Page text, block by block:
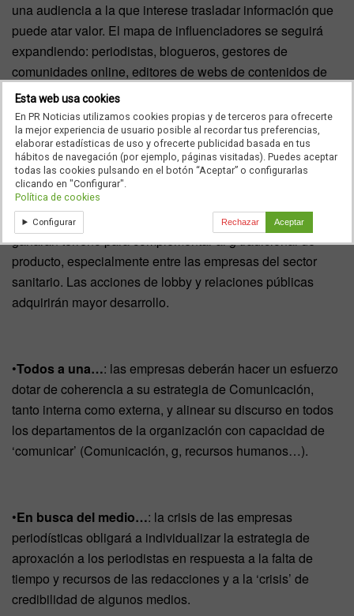
una audiencia a la que interese trasladar información que
puede atar valor. El mapa de influenciadores se seguirá
expandiendo: periodistas, blogueros, gestores de
comunidades online, editores de webs de contenidos de
instituciones, organizaciones… Especial atención a la
Comunicación interna: los trabajadores serán los
mejores (o peores) embajadores de una marca.
•Del g de producto al acceso al mercado
de visibilidad y posicionamiento institucional y corativo
ganarán terreno para complementar al g tradicional de
producto, especialmente entre las empresas del sector
sanitario. Las acciones de lobby y relaciones públicas
adquirirán mayor desarrollo.
•Todos a una…: las empresas deberán hacer un esfuerzo
dotar de coherencia a su estrategia de Comunicación,
tanto interna como externa, y alinear su discurso en todos
los departamentos de la organización con capacidad de
‘comunicar’ (Comunicación, g, recursos humanos…).
•En busca del medio…: la crisis de las empresas
periodísticas obligará a individualizar la estrategia de
aproxación a los periodistas en respuesta a la falta de
tiempo y recursos de las redacciones y a la ‘crisis’ de
credibilidad de algunos medios.
Esta web usa cookies
En PR Noticias utilizamos cookies propias y de terceros para ofrecerte
la mejor experiencia de usuario posible al recordar tus preferencias,
elaborar estadísticas de uso y ofrecerte publicidad basada en tus
hábitos de navegación (por ejemplo, páginas visitadas). Puedes aceptar
todas las cookies pulsando en el botón “Aceptar” o configurarlas
clicando en "Configurar".
Política de cookies
Configurar Rechazar Aceptar